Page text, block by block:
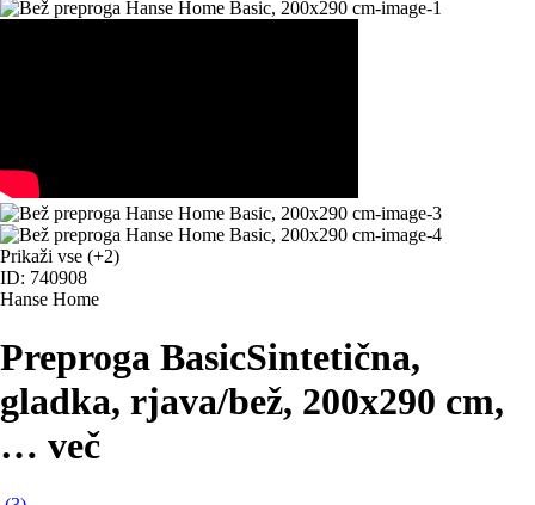
Prikaži vse (+2)
ID: 740908
Hanse Home
Preproga BasicSintetična,
gladka, rjava/bež, 200x290 cm,
… več